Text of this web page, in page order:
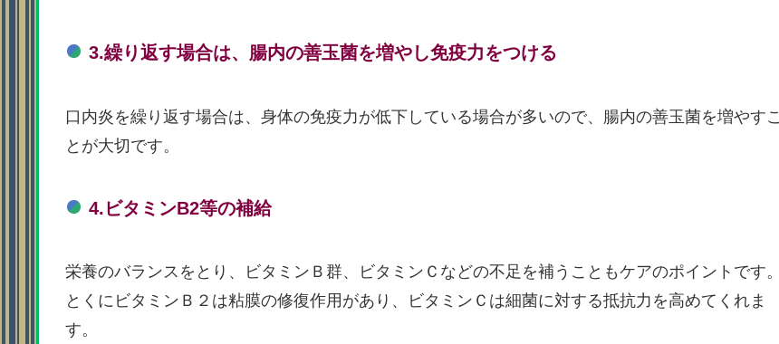
3.繰り返す場合は、腸内の善玉菌を増やし免疫力をつける
口内炎を繰り返す場合は、身体の免疫力が低下している場合が多いので、腸内の善玉菌を増やすこ
とが大切です。
4.ビタミンB2等の補給
栄養のバランスをとり、ビタミンＢ群、ビタミンＣなどの不足を補うこともケアのポイントです。
とくにビタミンＢ２は粘膜の修復作用があり、ビタミンＣは細菌に対する抵抗力を高めてくれま
す。